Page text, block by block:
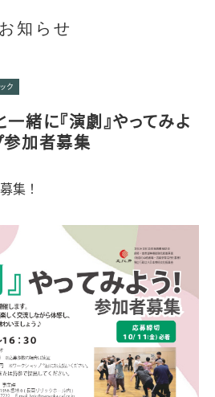
お知らせ
ク
一緒に『演劇』やってみよ
参加者募集
集！